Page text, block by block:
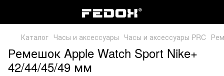
Каталог Часы и аксессуары Часы и аксессуары PRC
Ремешок Apple Watch Sport Nike+
42/44/45/49 мм